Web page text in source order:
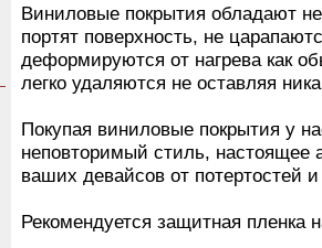
Виниловые покрытия обладают
портят поверхность, не
деформируются от нагрева как
легко удаляются не оставляя
Покупая виниловые покрытия у
неповторимый стиль, настоящее
ваших девайсов от потертостей
Рекомендуется защитная пленка